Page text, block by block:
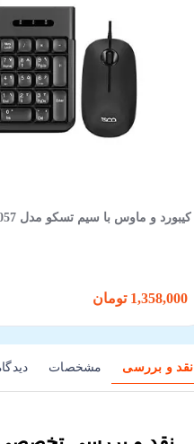
کیبورد و ماوس با سیم تسکو مدل TKM 8057
نقد و بررسی مشخصات